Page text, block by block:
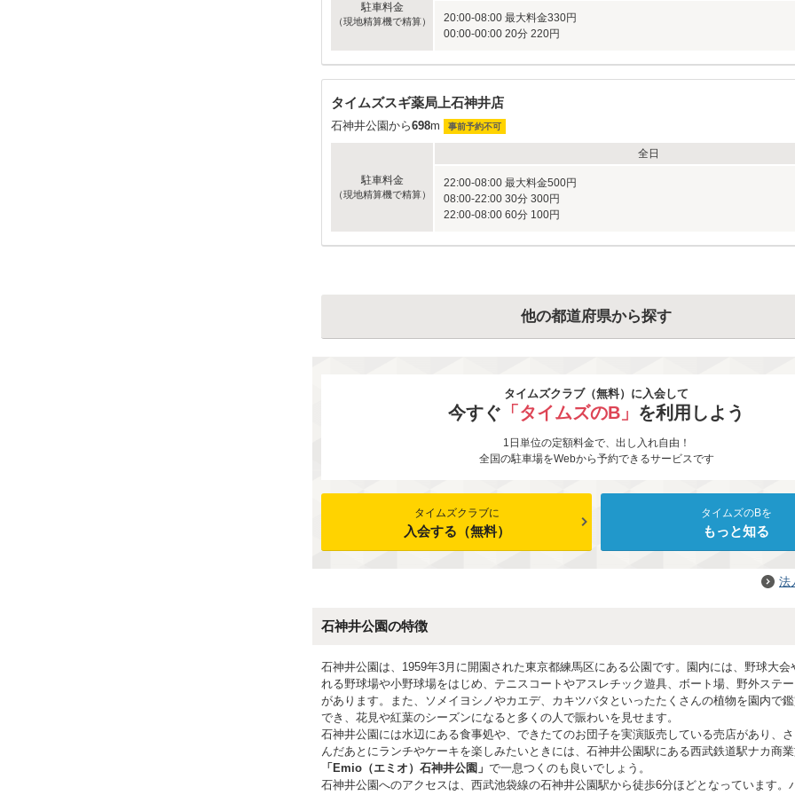
駐車料金
（現地精算機で精算）
20:00-08:00 最大料金330円
00:00-00:00 20分 220円
タイムズスギ薬局上石神井店
石神井公園から698m 事前予約不可
駐車料金
（現地精算機で精算）
全日
22:00-08:00 最大料金500円
08:00-22:00 30分 300円
22:00-08:00 60分 100円
他の都道府県から探す
タイムズクラブ（無料）に入会して
今すぐ 「タイムズのB」 を利用しよう
1日単位の定額料金で、出し入れ自由！
全国の駐車場をWebから予約できるサービスです
タイムズクラブに
入会する（無料）
タイムズのBを
もっと知る
法
石神井公園の特徴
石神井公園は、1959年3月に開園された東京都練馬区にある公園です。園内には、野球大会
れる野球場や小野球場をはじめ、テニスコートやアスレチック遊具、ボート場、野外ステ
があります。また、ソメイヨシノやカエデ、カキツバタといったたくさんの植物を園内で
でき、花見や紅葉のシーズンになると多くの人で賑わいを見せます。
石神井公園には水辺にある食事処や、できたてのお団子を実演販売している売店があり、
んだあとにランチやケーキを楽しみたいときには、石神井公園駅にある西武鉄道駅ナカ商
「Emio（エミオ）石神井公園」 で一息つくのも良いでしょう。
石神井公園へのアクセスは、西武池袋線の石神井公園駅から徒歩6分ほどとなっています。